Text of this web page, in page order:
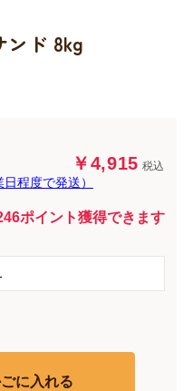
ド 8kg
￥4,915 税込
程度で発送）
ポイント獲得できます
に入れる